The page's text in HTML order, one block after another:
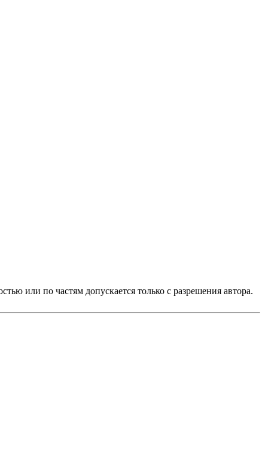
или по частям допускается только с разрешения автора.